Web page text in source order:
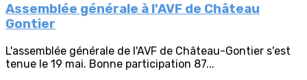
Assemblée générale à l'AVF de Château
Gontier
L'assemblée générale de l'AVF de Château-Gontier s'est
tenue le 19 mai. Bonne participation 87...